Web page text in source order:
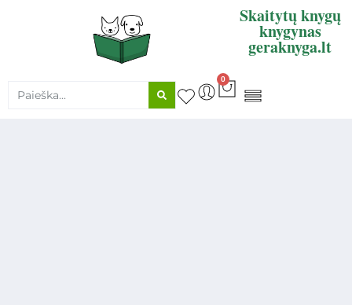
Skaitytų knygų
knygynas
geraknyga.lt
0